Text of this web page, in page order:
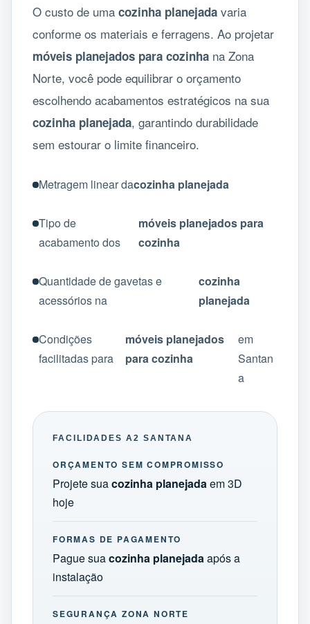
O custo de uma cozinha planejada varia
conforme os materiais e ferragens. Ao projetar
móveis planejados para cozinha na Zona
Norte, você pode equilibrar o orçamento
escolhendo acabamentos estratégicos na sua
cozinha planejada, garantindo durabilidade
sem estourar o limite financeiro.
Metragem linear dacozinha planejada
Tipo de
acabamento dos
móveis planejados para
cozinha
Quantidade de gavetas e
acessórios na
cozinha
planejada
Condições
facilitadas para
móveis planejados
para cozinha
em
Santan
a
FACILIDADES A2 SANTANA
ORÇAMENTO SEM COMPROMISSO
Projete suacozinha planejadaem 3D
hoje
FORMAS DE PAGAMENTO
Pague suacozinha planejadaapós a
instalação
SEGURANÇA ZONA NORTE